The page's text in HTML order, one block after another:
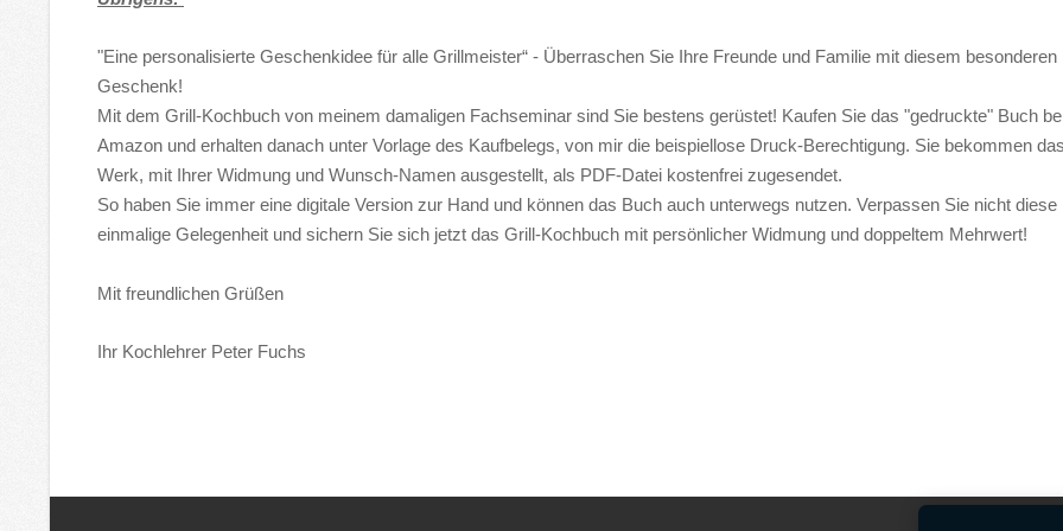
"Eine personalisierte Geschenkidee für alle Grillmeister“ - Überraschen Sie Ihre Freunde und Familie mit diesem besonderen
Geschenk!
Mit dem Grill-Kochbuch von meinem damaligen Fachseminar sind Sie bestens gerüstet! Kaufen Sie das "gedruckte" Buch
Amazon und erhalten danach unter Vorlage des Kaufbelegs, von mir die beispiellose Druck-Berechtigung. Sie bekommen
Werk, mit Ihrer Widmung und Wunsch-Namen ausgestellt, als PDF-Datei kostenfrei zugesendet.
So haben Sie immer eine digitale Version zur Hand und können das Buch auch unterwegs nutzen. Verpassen Sie nicht diese
einmalige Gelegenheit und sichern Sie sich jetzt das Grill-Kochbuch mit persönlicher Widmung und doppeltem Mehrwert!
Mit freundlichen Grüßen
Ihr Kochlehrer Peter Fuchs